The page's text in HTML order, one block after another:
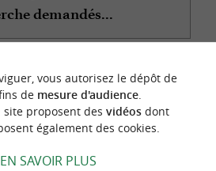
demandés...
n
o
t
r
e
c
o
u
p
d
e
c
o
e
u
r
vous autorisez le dépôt de
de mesure d'audience.
proposent des vidéosdont
également des cookies.
EN SAVOIR PLUS